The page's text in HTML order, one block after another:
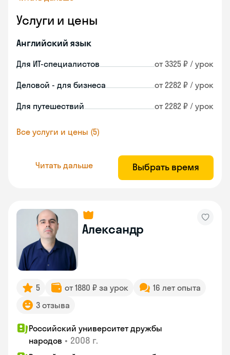
Услуги и цены
Английский язык
Для ИТ-специалистов от 3325 ₽ / урок
Деловой - для бизнеса от 2282 ₽ / урок
Для путешествий от 2282 ₽ / урок
Все услуги и цены (5)
Читать дальше Выбрать время
Александр
5 от 1880 ₽ за урок
16 лет опыта
3 отзыва
Российский университет дружбы
народов • 2008 г.